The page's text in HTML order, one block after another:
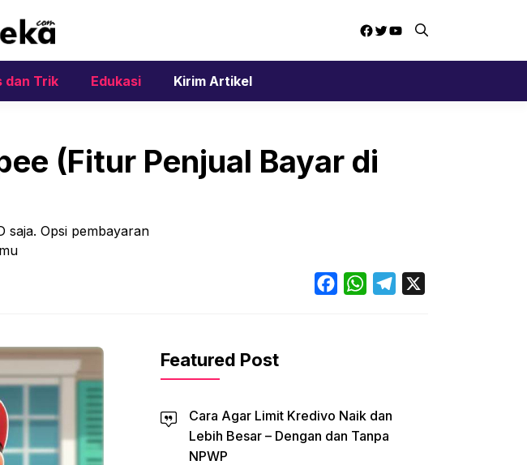
Facebook
Twitter
YouTube
dan Trik Edukasi Kirim Artikel
(Fitur Penjual Bayar di
saja. Opsi pembayaran
FacebookWhatsAppTelegram
Featured Post
Cara Agar Limit Kredivo Naik dan
Lebih Besar – Dengan dan Tanpa
NPWP